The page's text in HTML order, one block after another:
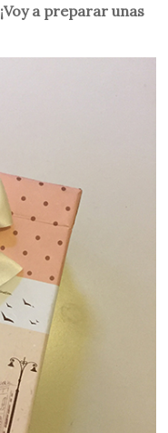
¡Voy a preparar unas